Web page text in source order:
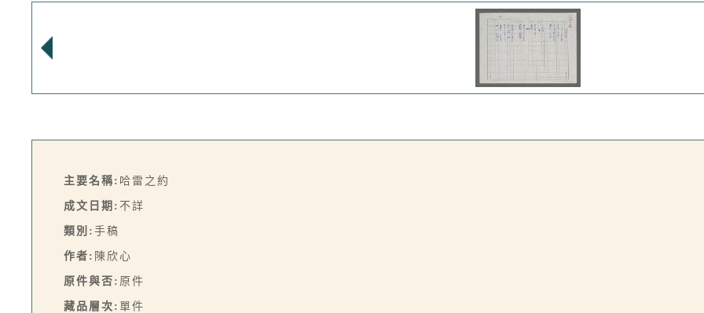
主要名稱: 哈雷之約
成文日期: 不詳
類別: 手稿
作者: 陳欣心
原件與否: 原件
藏品層次: 單件